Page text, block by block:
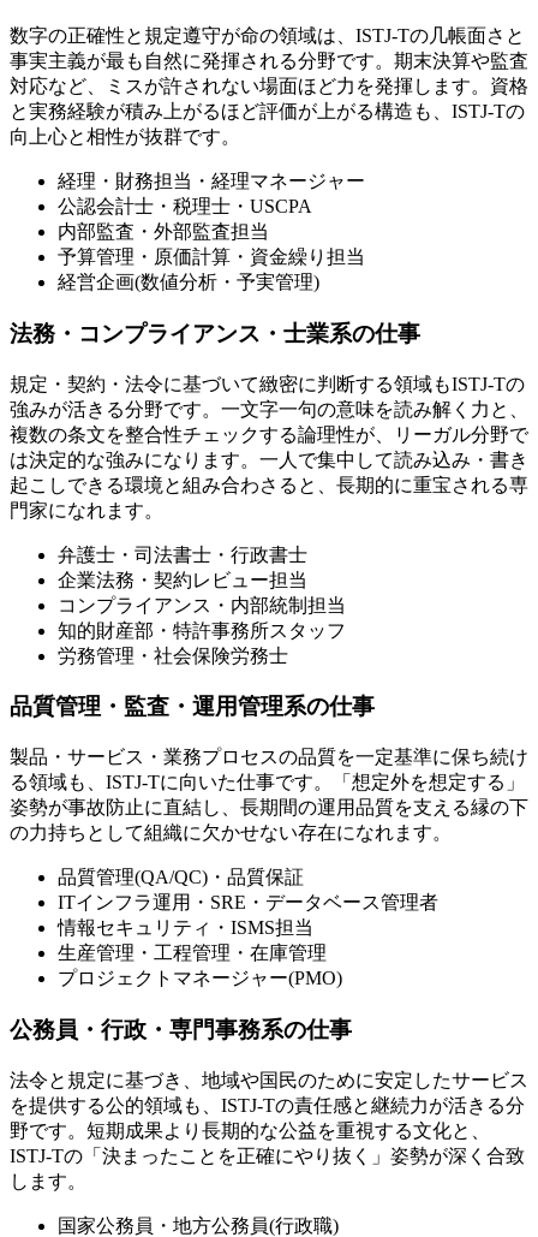
数字の正確性と規定遵守が命の領域は、ISTJ-Tの几帳面さと
事実主義が最も自然に発揮される分野です。期末決算や監査
対応など、ミスが許されない場面ほど力を発揮します。資格
と実務経験が積み上がるほど評価が上がる構造も、ISTJ-Tの
向上心と相性が抜群です。
経理・財務担当・経理マネージャー
公認会計士・税理士・USCPA
内部監査・外部監査担当
予算管理・原価計算・資金繰り担当
経営企画(数値分析・予実管理)
法務・コンプライアンス・士業系の仕事
規定・契約・法令に基づいて緻密に判断する領域もISTJ-Tの
強みが活きる分野です。一文字一句の意味を読み解く力と、
複数の条文を整合性チェックする論理性が、リーガル分野で
は決定的な強みになります。一人で集中して読み込み・書き
起こしできる環境と組み合わさると、長期的に重宝される専
門家になれます。
弁護士・司法書士・行政書士
企業法務・契約レビュー担当
コンプライアンス・内部統制担当
知的財産部・特許事務所スタッフ
労務管理・社会保険労務士
品質管理・監査・運用管理系の仕事
製品・サービス・業務プロセスの品質を一定基準に保ち続け
る領域も、ISTJ-Tに向いた仕事です。「想定外を想定する」
姿勢が事故防止に直結し、長期間の運用品質を支える縁の下
の力持ちとして組織に欠かせない存在になれます。
品質管理(QA/QC)・品質保証
ITインフラ運用・SRE・データベース管理者
情報セキュリティ・ISMS担当
生産管理・工程管理・在庫管理
プロジェクトマネージャー(PMO)
公務員・行政・専門事務系の仕事
法令と規定に基づき、地域や国民のために安定したサービス
を提供する公的領域も、ISTJ-Tの責任感と継続力が活きる分
野です。短期成果より長期的な公益を重視する文化と、
ISTJ-Tの「決まったことを正確にやり抜く」姿勢が深く合致
します。
国家公務員・地方公務員(行政職)